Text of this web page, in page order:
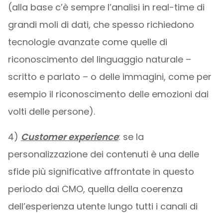
(alla base c’è sempre l’analisi in real-time di
grandi moli di dati, che spesso richiedono
tecnologie avanzate come quelle di
riconoscimento del linguaggio naturale –
scritto e parlato – o delle immagini, come per
esempio il riconoscimento delle emozioni dai
volti delle persone).
4) Customer experience: se la
personalizzazione dei contenuti è una delle
sfide più significative affrontate in questo
periodo dai CMO, quella della coerenza
dell’esperienza utente lungo tutti i canali di